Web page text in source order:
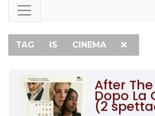
TAG IS CINEMA
After
Dopo La
(2